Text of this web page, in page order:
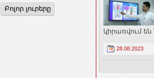
Բոլոր լուրերը
կիրառվում
28.08.2023